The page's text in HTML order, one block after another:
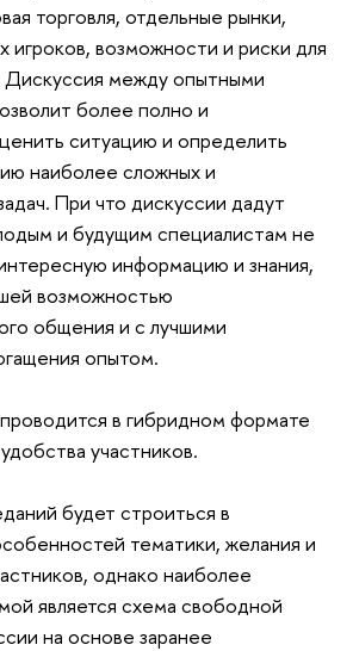
торговля, отдельные рынки,
игроков, возможности и риски для
между опытными
более полно и
ситуацию и определить
наиболее сложных и
При что дискуссии дадут
и будущим специалистам не
информацию и знания,
возможностью
общения и с лучшими
опытом.
в гибридном формате
участников.
будет строиться в
тематики, желания и
однако наиболее
является схема свободной
на основе заранее